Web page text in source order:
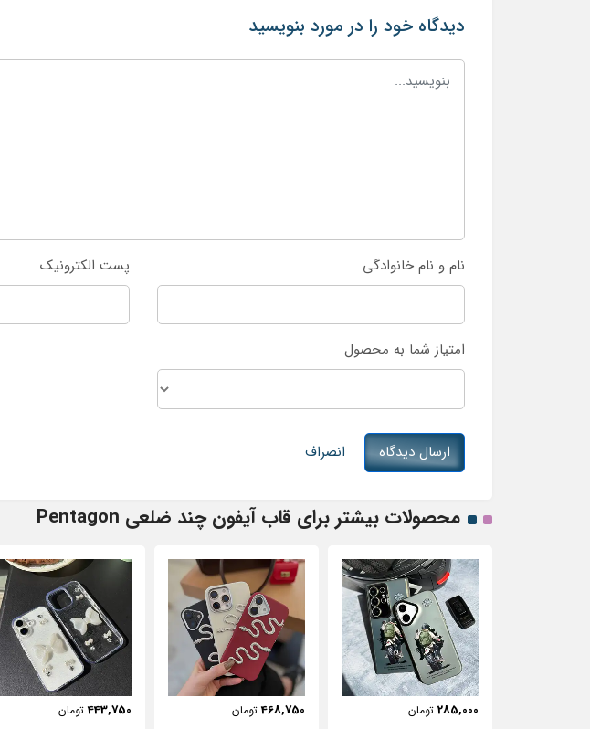
دیدگاه خود را در مورد بنویسید
نام و نام خانوادگی پست الکترونیک
امتیاز شما به محصول
ارسال دیدگاه انصراف
محصولات بیشتر برای قاب آیفون چند ضلعی Pentagon
285,000 تومان
468,750 تومان
443,750 تومان